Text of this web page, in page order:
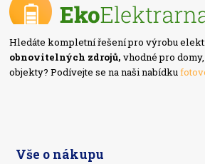
Hledáte kompletní řešení pro výrobu
obnovitelných zdrojů, vhodné pro
objekty? Podívejte se na naši nabídku
Vše o nákupu